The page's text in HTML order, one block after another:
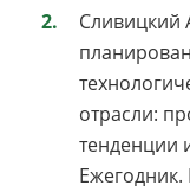
Сливицкий
отрасли:
тенденции